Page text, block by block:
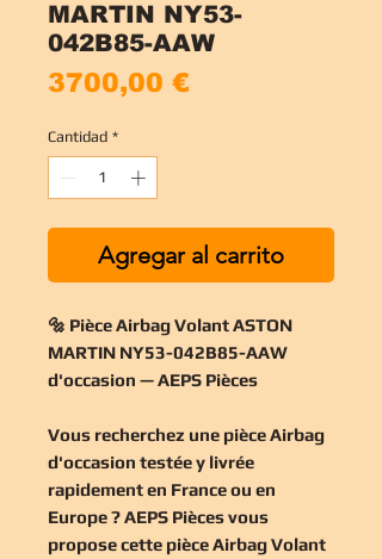
MARTIN NY53-
042B85-AAW
3700,00 €
Cantidad *
Agregar al carrito
🔩 Pièce Airbag Volant ASTON
MARTIN NY53-042B85-AAW
d'occasion — AEPS Pièces
Vous recherchez une pièce Airbag
d'occasion testée y livrée
rapidement en France ou en
Europe ? AEPS Pièces vous
propose cette pièce Airbag Volant